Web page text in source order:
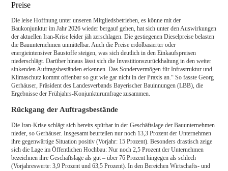
Preise
Die leise Hoffnung unter unseren Mitgliedsbetrieben, es könne mit der
Baukonjunktur im Jahr 2026 wieder bergauf gehen, hat sich unter den Auswirkungen
der aktuellen Iran-Krise leider jäh zerschlagen. Die gestiegenen Dieselpreise belasten
die Bauunternehmen unmittelbar. Auch die Preise erdölbasierter oder
energieintensiver Baustoffe steigen, was sich deutlich in den Einkaufspreisen
niederschlägt. Darüber hinaus lässt sich die Investitionszurückhaltung in den weiter
sinkenden Auftragsbeständen erkennen. Das Sondervermögen für Infrastruktur und
Klimaschutz kommt offenbar so gut wie gar nicht in der Praxis an.“ So fasste Georg
Gerhäuser, Präsident des Landesverbands Bayerischer Bauinnungen (LBB), die
Ergebnisse der Frühjahrs-Konjunkturumfrage zusammen.
Rückgang der Auftragsbestände
Die Iran-Krise schlägt sich bereits spürbar in der Geschäftslage der Bauunternehmen
nieder, so Gerhäuser. Insgesamt beurteilen nur noch 13,3 Prozent der Unternehmen
ihre gegenwärtige Situation positiv (Vorjahr: 15 Prozent). Besonders drastisch zeige
sich die Lage im Öffentlichen Hochbau: Nur noch 2,5 Prozent der Unternehmen
bezeichnen ihre Geschäftslage als gut – über 76 Prozent hingegen als schlech
(Vorjahreswerte: 3,9 Prozent und 63,5 Prozent). In den Bereichen Wirtschafts- und